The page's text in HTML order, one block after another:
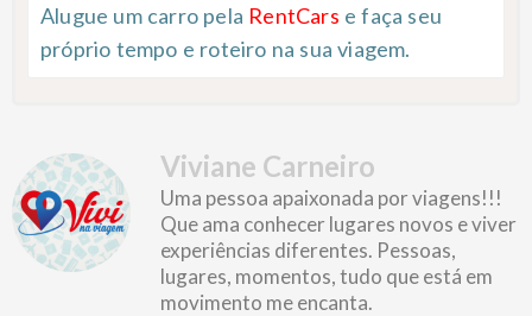
Alugue um carro pela RentCars e faça seu
próprio tempo e roteiro na sua viagem.
Viviane Carneiro
Uma pessoa apaixonada por viagens!!!
Que ama conhecer lugares novos e viver
experiências diferentes. Pessoas,
lugares, momentos, tudo que está em
movimento me encanta.